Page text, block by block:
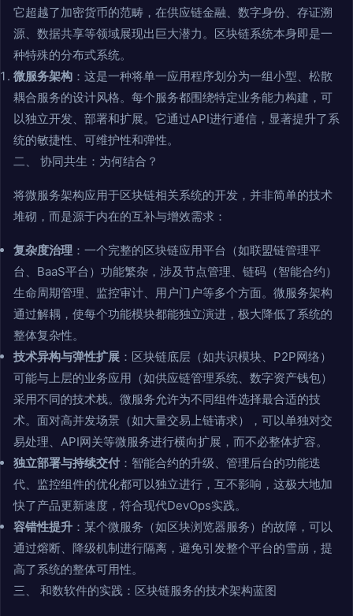
它超越了加密货币的范畴，在供应链金融、数字身份、存证溯
源、数据共享等领域展现出巨大潜力。区块链系统本身即是一
种特殊的分布式系统。
微服务架构 ：这是一种将单一应用程序划分为一组小型、松散
耦合服务的设计风格。每个服务都围绕特定业务能力构建，可
以独立开发、部署和扩展。它通过API进行通信，显著提升了系
统的敏捷性、可维护性和弹性。
二、 协同共生：为何结合？
将微服务架构应用于区块链相关系统的开发，并非简单的技术
堆砌，而是源于内在的互补与增效需求：
复杂度治理 ：一个完整的区块链应用平台（如联盟链管理平
台、BaaS平台）功能繁杂，涉及节点管理、链码（智能合约）
生命周期管理、监控审计、用户门户等多个方面。微服务架构
通过解耦，使每个功能模块都能独立演进，极大降低了系统的
整体复杂性。
技术异构与弹性扩展 ：区块链底层（如共识模块、P2P网络）
可能与上层的业务应用（如供应链管理系统、数字资产钱包）
采用不同的技术栈。微服务允许为不同组件选择最合适的技
术。面对高并发场景（如大量交易上链请求），可以单独对交
易处理、API网关等微服务进行横向扩展，而不必整体扩容。
独立部署与持续交付 ：智能合约的升级、管理后台的功能迭
代、监控组件的优化都可以独立进行，互不影响，这极大地加
快了产品更新速度，符合现代DevOps实践。
容错性提升 ：某个微服务（如区块浏览器服务）的故障，可以
通过熔断、降级机制进行隔离，避免引发整个平台的雪崩，提
高了系统的整体可用性。
三、 和数软件的实践：区块链服务的技术架构蓝图